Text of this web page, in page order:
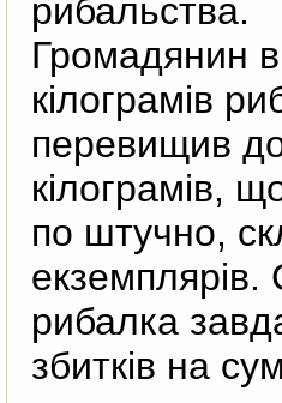
рибальства.
Громадянин
кілограмів
перевищив
кілограмів,
по штучно,
екземплярів.
рибалка
збитків на